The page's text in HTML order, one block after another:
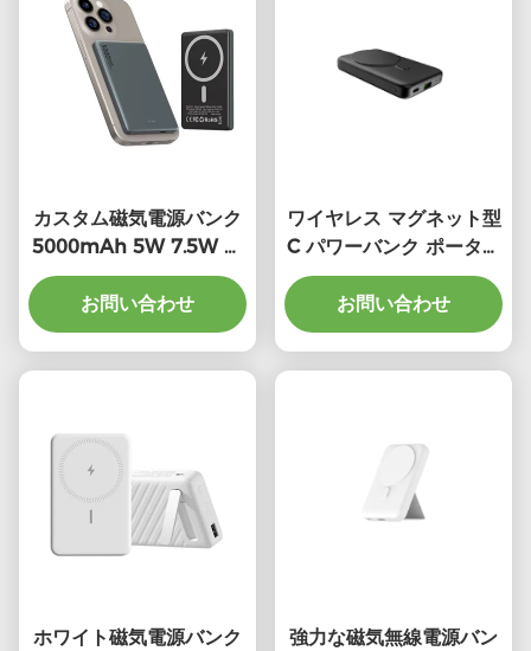
カスタム磁気電源バンク
5000mAh 5W 7.5W ポ
ータブル無線電源バンク
お問い合わせ
ワイヤレス マグネット型
C パワーバンク ポータブ
ルチャージャ
10000mAh
お問い合わせ
ホワイト磁気電源バンク
強力な磁気無線電源バン